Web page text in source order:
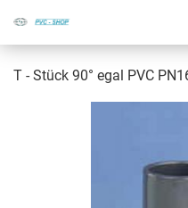
T - Stück 90° egal PVC